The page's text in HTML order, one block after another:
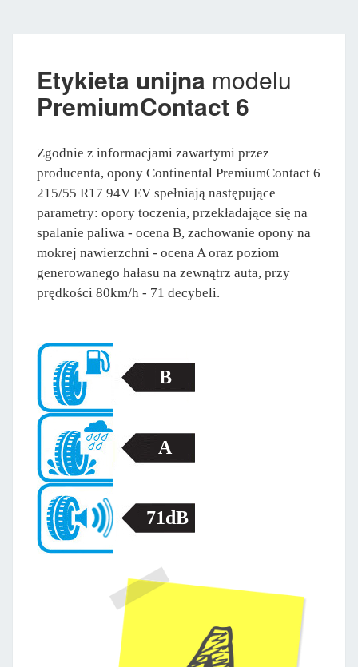
Etykieta unijna modelu
PremiumContact 6
Zgodnie z informacjami zawartymi przez
producenta, opony Continental PremiumContact 6
215/55 R17 94V EV spełniają następujące
parametry: opory toczenia, przekładające się na
spalanie paliwa - ocena B, zachowanie opony na
mokrej nawierzchni - ocena A oraz poziom
generowanego hałasu na zewnątrz auta, przy
prędkości 80km/h - 71 decybeli.
B
A
71dB